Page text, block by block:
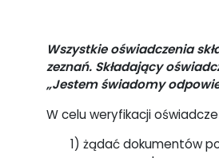
Wszystkie oświadczenia
zeznań. Składający
„Jestem świadomy
W celu weryfikacji
1) żądać dokumentów